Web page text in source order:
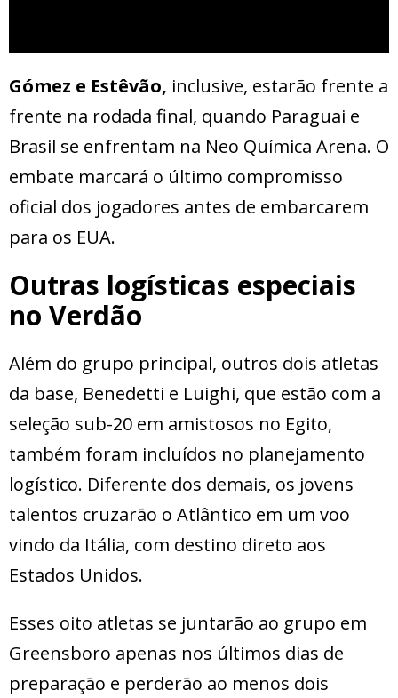
Gómez e Estêvão, inclusive, estarão frente a
frente na rodada final, quando Paraguai e
Brasil se enfrentam na Neo Química Arena. O
embate marcará o último compromisso
oficial dos jogadores antes de embarcarem
para os EUA.
Outras logísticas especiais
no Verdão
Além do grupo principal, outros dois atletas
da base, Benedetti e Luighi, que estão com a
seleção sub-20 em amistosos no Egito,
também foram incluídos no planejamento
logístico. Diferente dos demais, os jovens
talentos cruzarão o Atlântico em um voo
vindo da Itália, com destino direto aos
Estados Unidos.
Esses oito atletas se juntarão ao grupo em
Greensboro apenas nos últimos dias de
preparação e perderão ao menos dois